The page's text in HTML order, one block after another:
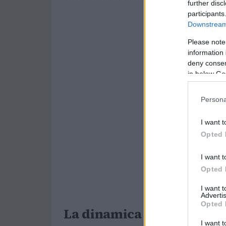
further
Please
information
deny
in below
I want
Opted
I want
Opted
I want
Opted
I want
La dinamica dell’incidente